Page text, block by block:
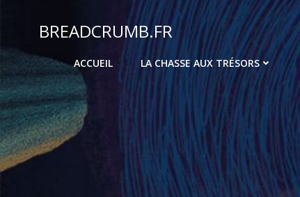
contenuBREADCRUMB.FR
ACCUEIL LA CHASSE AUX TRÉSORS